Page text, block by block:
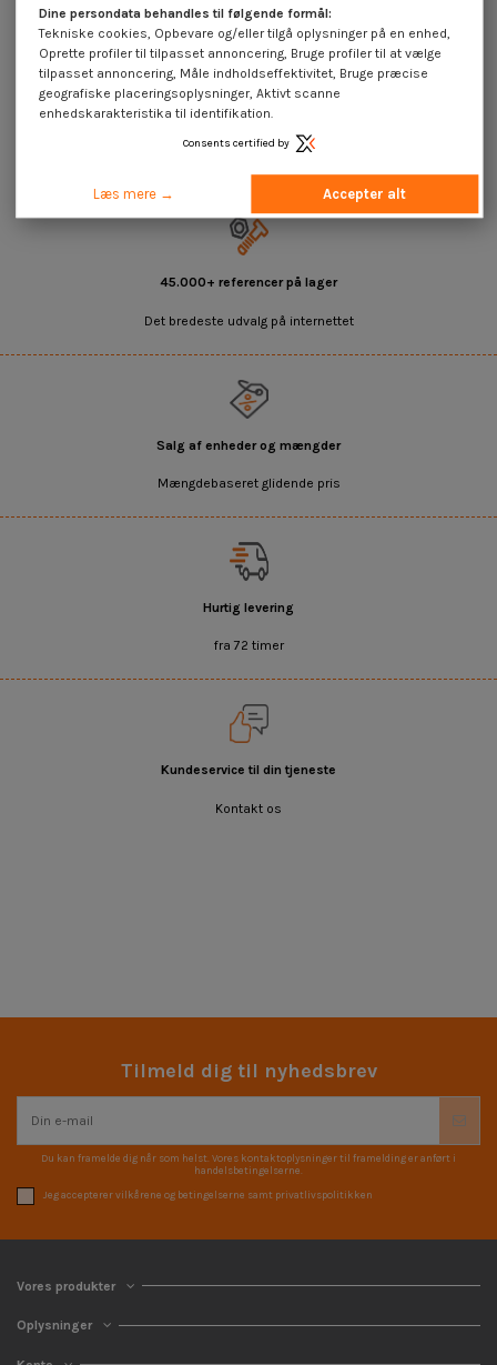
Rustfrit stål A2
0,50 €inkl. moms
Møtrik nitte forsænket hoved med takker INFC Rustfrit stål
45.000+ referencer på lager
Det bredeste udvalg på internettet
Salg af enheder og mængder
Mængdebaseret glidende pris
Hurtig levering
fra 72 timer
Kundeservice til din tjeneste
Kontakt os
Tilmeld dig til nyhedsbrev
Du kan framelde dig når som helst. Vores kontaktoplysninger til framelding er anført i
handelsbetingelserne.
Jeg accepterer vilkårene og betingelserne samt privatlivspolitikken
Vores produkter
Oplysninger
Dine persondata behandles til følgende formål:
Tekniske cookies, Opbevare og/eller tilgå oplysninger på en enhed,
Oprette profiler til tilpasset annoncering, Bruge profiler til at vælge
tilpasset annoncering, Måle indholdseffektivitet, Bruge præcise
geografiske placeringsoplysninger, Aktivt scanne
enhedskarakteristika til identifikation.
Consents certified by
Læs mere → Accepter alt